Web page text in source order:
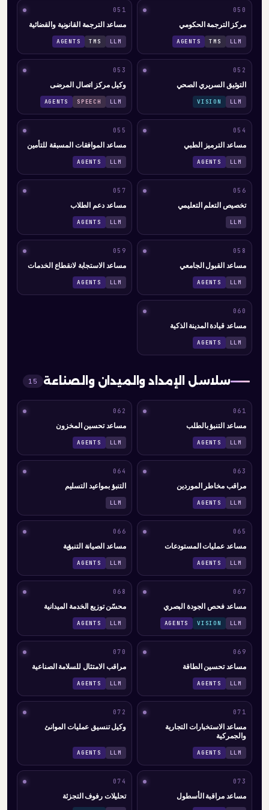
050
مركز الترجمة الحكومي
LLM
TMS
AGENTS
051
مساعد الترجمة القانونية والقضائية
LLM
TMS
AGENTS
052
التوثيق السريري الصحي
LLM
VISION
053
وكيل مركز اتصال المرضى
LLM
SPEECH
AGENTS
054
مساعد الترميز الطبي
LLM
AGENTS
055
مساعد الموافقات المسبقة للتأمين
LLM
AGENTS
056
تخصيص التعلم التعليمي
LLM
057
مساعد دعم الطلاب
LLM
AGENTS
058
مساعد القبول الجامعي
LLM
AGENTS
059
مساعد الاستجابة لانقطاع الخدمات
LLM
AGENTS
060
مساعد قيادة المدينة الذكية
LLM
AGENTS
سلاسل الإمداد والميدان والصناعة 15
061
مساعد التنبؤ بالطلب
LLM
AGENTS
062
مساعد تحسين المخزون
LLM
AGENTS
063
مراقب مخاطر الموردين
LLM
AGENTS
064
التنبؤ بمواعيد التسليم
LLM
065
مساعد عمليات المستودعات
LLM
AGENTS
066
مساعد الصيانة التنبؤية
LLM
AGENTS
067
مساعد فحص الجودة البصري
LLM
VISION
AGENTS
068
محسّن توزيع الخدمة الميدانية
LLM
AGENTS
069
مساعد تحسين الطاقة
LLM
AGENTS
070
مراقب الامتثال للسلامة الصناعية
LLM
AGENTS
071
مساعد الاستخبارات التجارية
والجمركية
LLM
AGENTS
072
وكيل تنسيق عمليات الموانئ
LLM
AGENTS
073
مساعد مراقبة الأسطول
074
تحليلات رفوف التجزئة